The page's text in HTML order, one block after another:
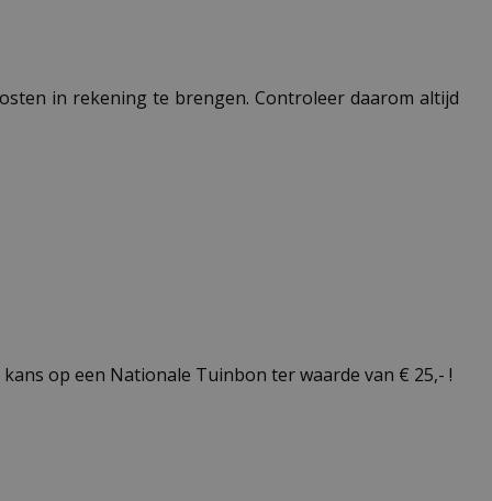
in rekening te brengen. Controleer daarom altijd
kans op een Nationale Tuinbon ter waarde van € 25,- !